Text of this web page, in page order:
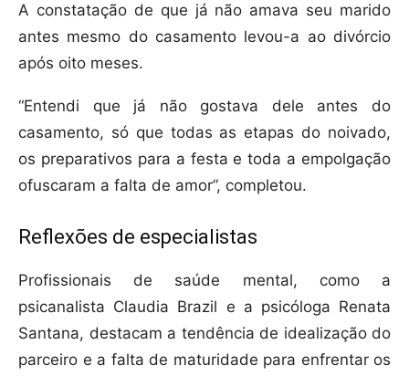
A constatação de que já não amava seu marido
antes mesmo do casamento levou-a ao divórcio
após oito meses.
“Entendi que já não gostava dele antes do
casamento, só que todas as etapas do noivado,
os preparativos para a festa e toda a empolgação
ofuscaram a falta de amor”, completou.
Reflexões de especialistas
Profissionais de saúde mental, como a
psicanalista Claudia Brazil e a psicóloga Renata
Santana, destacam a tendência de idealização do
parceiro e a falta de maturidade para enfrentar os